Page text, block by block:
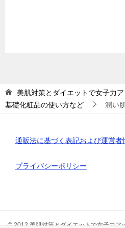
美肌対策とダイエットで女子力
基礎化粧品の使い方など
潤い
通販法に基づく表記および運営者
プライバシーポリシー
© 2012 美肌対策とダイエットで女子力ア